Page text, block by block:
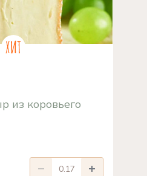
из коровьего